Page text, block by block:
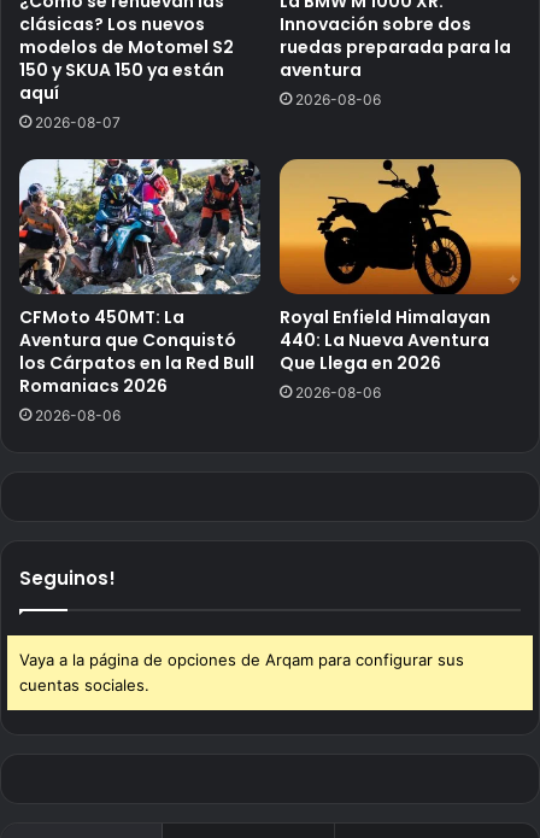
clásicas? Los nuevos
modelos de Motomel S2
150 y SKUA 150 ya están
aquí
2026-08-07
Innovación sobre dos
ruedas preparada para la
aventura
2026-08-06
CFMoto 450MT: La
Aventura que Conquistó
los Cárpatos en la Red Bull
Romaniacs 2026
2026-08-06
Royal Enfield Himalayan
440: La Nueva Aventura
Que Llega en 2026
2026-08-06
Seguinos!
Vaya a la página de opciones de Arqam para configurar sus
cuentas sociales.